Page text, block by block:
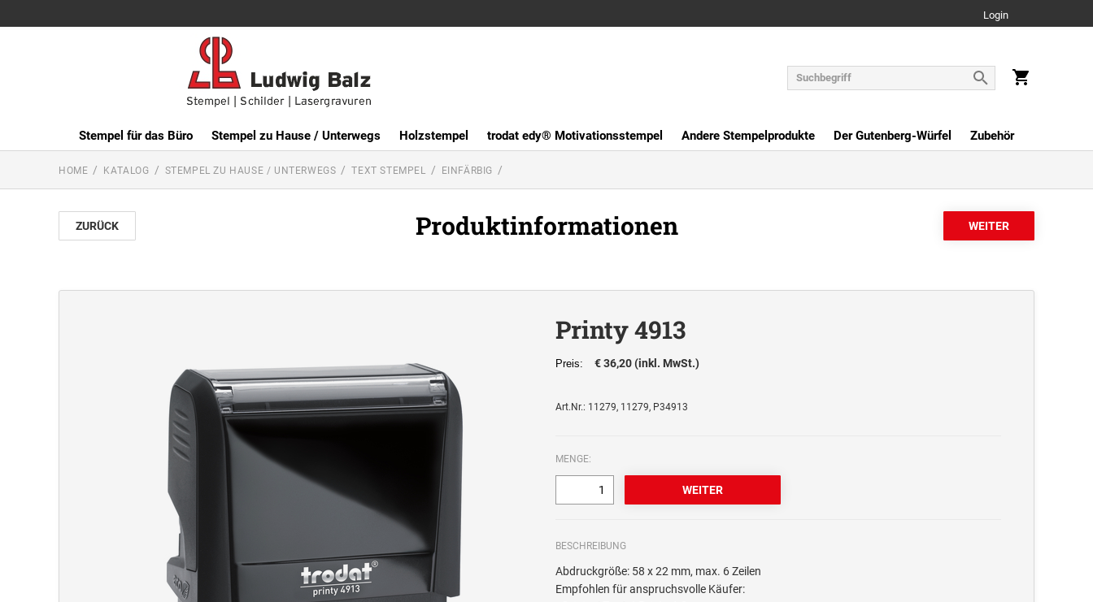
Login
Stempel für das Büro Stempel zu Hause / Unterwegs Holzstempel trodat edy® Motivationsstempel Andere Stempelprodukte Der Gutenberg-Würfel Zubehör
HOME KATALOG STEMPEL ZU HAUSE / UNTERWEGS TEXT STEMPEL EINFÄRBIG
ZURÜCK Produktinformationen
Printy 4913
Preis: € 36,20 (inkl. MwSt.)
Art.Nr.: 11279, 11279, P34913
MENGE:
BESCHREIBUNG
Abdruckgröße: 58 x 22 mm, max. 6 Zeilen
Empfohlen für anspruchsvolle Käufer: